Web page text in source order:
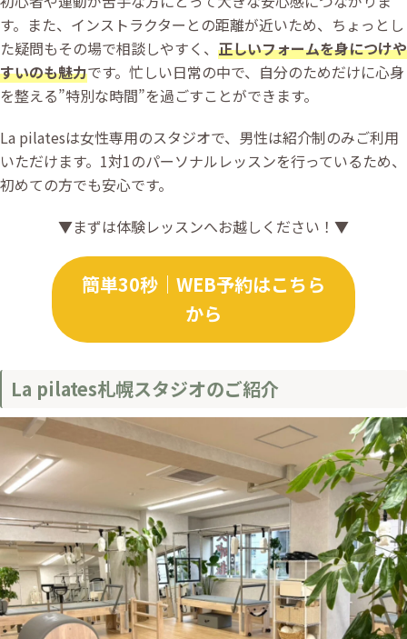
す。また、インストラクターとの距離が近いため、ちょっとし
た疑問もその場で相談しやすく、 正しいフォームを身につけや
すいのも魅力です。忙しい日常の中で、自分のためだけに心身
を整える”特別な時間”を過ごすことができます。
La pilatesは女性専用のスタジオで、男性は紹介制のみご利用
いただけます。1対1のパーソナルレッスンを行っているため、
初めての方でも安心です。
▼まずは体験レッスンへお越しください！▼
簡単30秒｜WEB予約はこちら
から
La pilates札幌スタジオのご紹介